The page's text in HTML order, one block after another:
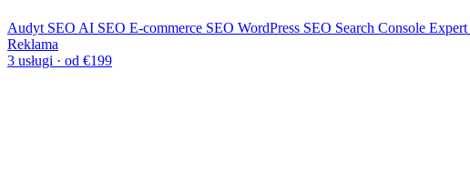
Audyt SEO AI SEO E-commerce SEO WordPress SEO Search Console Expert
Reklama
3 usługi · od €199